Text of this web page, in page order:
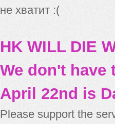
не хватит :(
HK WILL DIE
We don't have
April 22nd is
Please support the